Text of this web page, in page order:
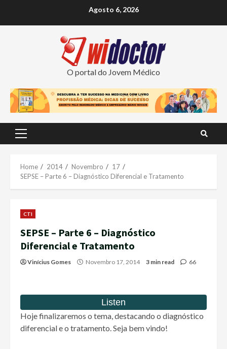
Agosto 6, 2026
O portal do Jovem Médico
Primary
Home 2014 Novembro
17
SEPSE – Parte 6 – Diagnóstico Diferencial e Tratamento
CTI
SEPSE – Parte 6 – Diagnóstico
Diferencial e Tratamento
Vinícius Gomes Novembro 17, 2014 3 min read 66
Hoje finalizaremos o tema, destacando o diagnóstico
diferencial e o tratamento. Seja bem vindo!